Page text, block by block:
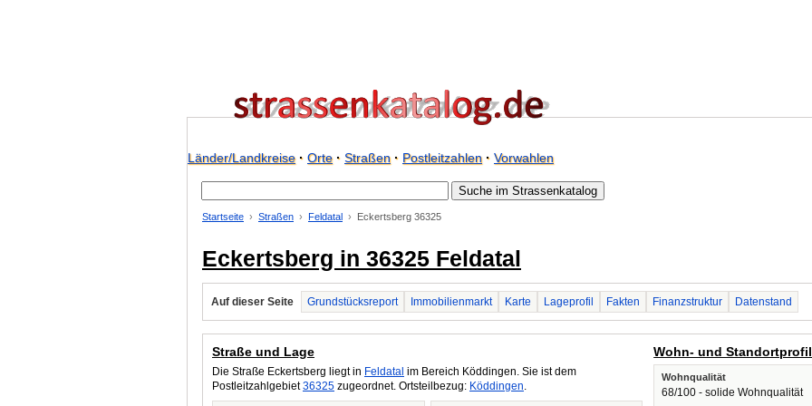
Länder/Landkreise· Orte· Straßen· Postleitzahlen· Vorwahlen
Startseite Straßen Feldatal Eckertsberg 36325
Eckertsberg in 36325 Feldatal
Auf dieser Seite Grundstücksreport Immobilienmarkt Karte Lageprofil Fakten Finanzstruktur Datenstand
Straße und Lage
Die Straße Eckertsberg liegt in Feldatal im Bereich Köddingen. Sie ist dem
Postleitzahlgebiet36325 zugeordnet. Ortsteilbezug: Köddingen.
Wohn- und Standortprofil
Wohnqualität
68/100 - solide Wohnqualität